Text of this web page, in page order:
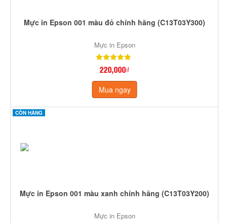
Mực in Epson 001 màu đỏ chính hãng (C13T03Y300)
Mực in Epson
220,000₫
Mua ngay
CÒN HÀNG
Mực in Epson 001 màu xanh chính hãng (C13T03Y200)
Mực in Epson